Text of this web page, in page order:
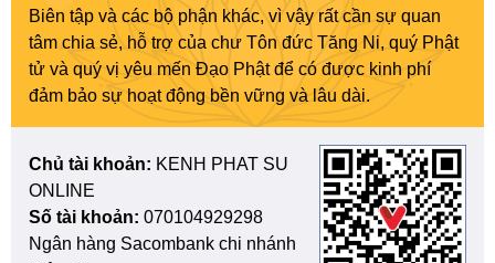
Biên tập và các bộ phận khác, vì vậy rất cần sự quan
tâm chia sẻ, hỗ trợ của chư Tôn đức Tăng Ni, quý Phật
tử và quý vị yêu mến Đạo Phật để có được kinh phí
đảm bảo sự hoạt động bền vững và lâu dài.
Chủ tài khoản: KENH PHAT SU
ONLINE
Số tài khoản: 070104929298
Ngân hàng Sacombank chi nhánh